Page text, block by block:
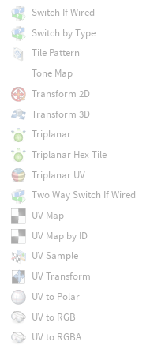
Switch If Wired
Switch by Type
Tile Pattern
Tone Map
Transform 2D
Transform 3D
Triplanar
Triplanar Hex Tile
Triplanar UV
Two Way Switch If Wired
UV Map
UV Map by ID
UV Sample
UV Transform
UV to Polar
UV to RGB
UV to RGBA